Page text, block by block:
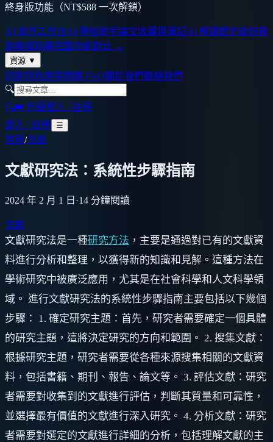
終身版功能（NT$588 一次解鎖）
AI 寫作工作台AI 學術助手論文收藏與筆記AI 解讀歷史政府補
助案資料庫完整功能對比 →
資源 ▼
功能特色常見問題 FAQ關於我們聯絡我們
🔍
🔍👑 升級登入 / 註冊
登入 / 註冊 ☰
首頁/文獻
文獻研究法：系統性步驟指南
2024 年 2 月 1 日 ·14 分鐘閱讀
文獻
文獻研究法是一種研究方法 ，主要是通過對已有的文獻資
料進行分析和整理，以獲得新的知識和見解。這種方法在
學術研究中被廣泛應用，尤其是在社會科學和人文科學領
域。 進行文獻研究法的系統性步驟指南主要包括以下幾個
步驟： 1. 確定研究主題：首先，研究者需要確定一個具體
的研究主題，這將決定研究的方向和範圍。 2. 搜集文獻：
根據研究主題，研究者需要從各種來源搜集相關的文獻資
料，包括書籍、期刊、報告、論文等。 3. 評估文獻：研究
者需要對收集到的文獻進行評估，判斷其質量和可靠性，
並選擇最有價值的文獻進行深入研究。 4. 分析文獻：研究
者需要對選定的文獻進行詳細的分析，包括理解文獻的主